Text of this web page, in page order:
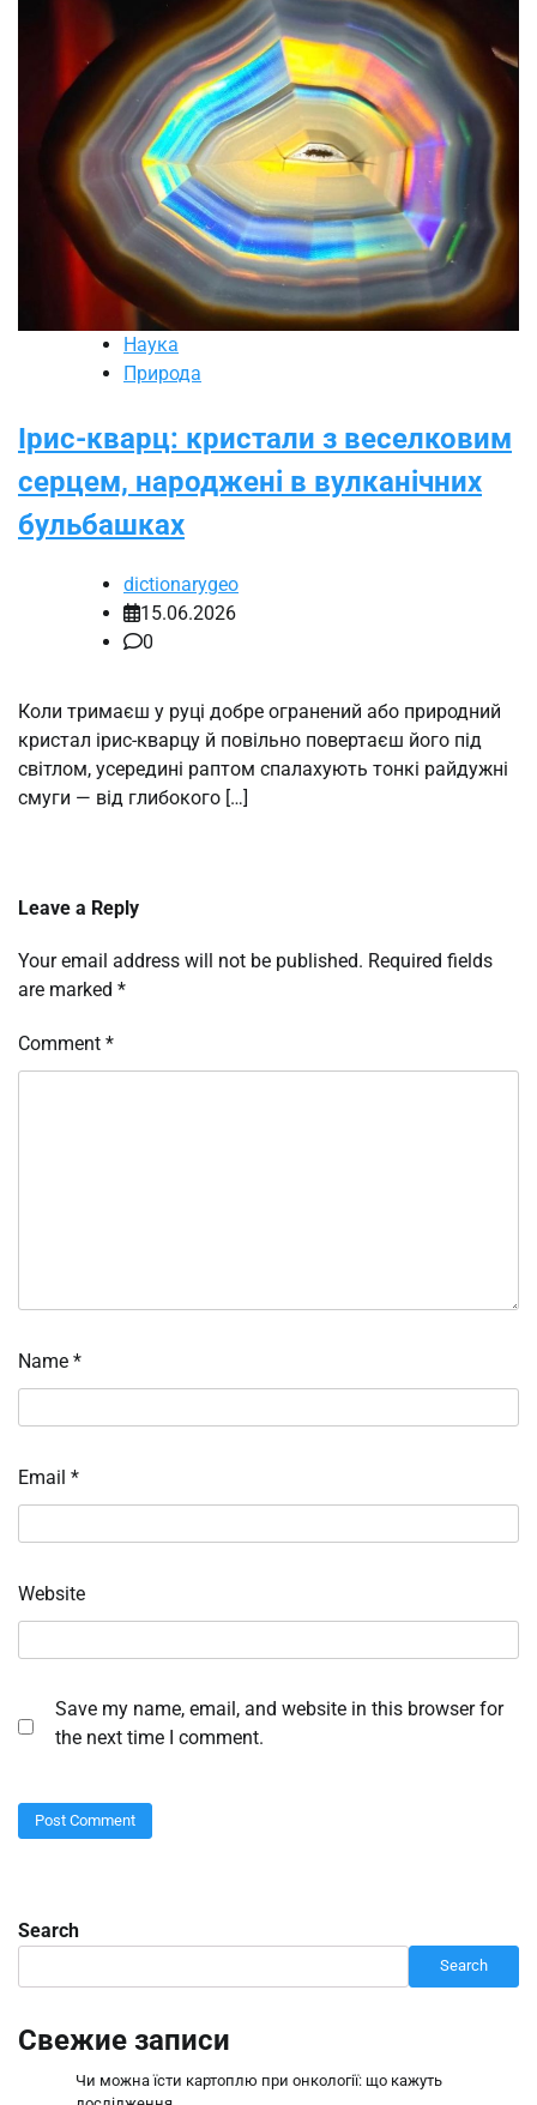
Наука
Природа
Ірис-кварц: кристали з веселковим
серцем, народжені в вулканічних
бульбашках
dictionarygeo
15.06.2026
0
Коли тримаєш у руці добре огранений або природний
кристал ірис-кварцу й повільно повертаєш його під
світлом, усередині раптом спалахують тонкі райдужні
смуги — від глибокого […]
Leave a Reply
Your email address will not be published. Required fields
are marked *
Comment *
Name *
Email *
Website
Save my name, email, and website in this browser for
the next time I comment.
Search
Search
Свежие записи
Чи можна їсти картоплю при онкології: що кажуть